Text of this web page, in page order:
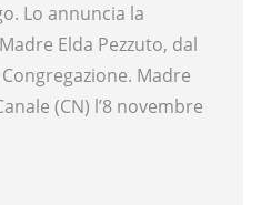
Lo annuncia la
Elda Pezzuto, dal
Madre
(CN) l’8 novembre